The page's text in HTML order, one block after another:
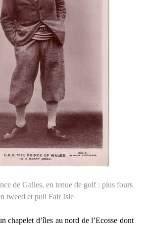
de Galles, en tenue de golf : plus fours
tweed et pull Fair Isle
chapelet d’îles au nord de l’Ecosse dont